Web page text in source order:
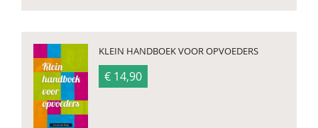
KLEIN HANDBOEK VOOR OPVOEDERS
€ 14,90